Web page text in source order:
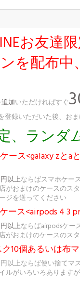
お友達
を配布
加いただければすぐ
録いただいた後、お
、ラン
ース<galaxy zとa
以上ならばスマホケー
がおまけのケースのス
ジを送ってください
ス<airpods 4 3
以上ならばairpodsケー
がおまけのケースのス
10個あるいは布
以上ならば使い捨て
ルがいろいろあります